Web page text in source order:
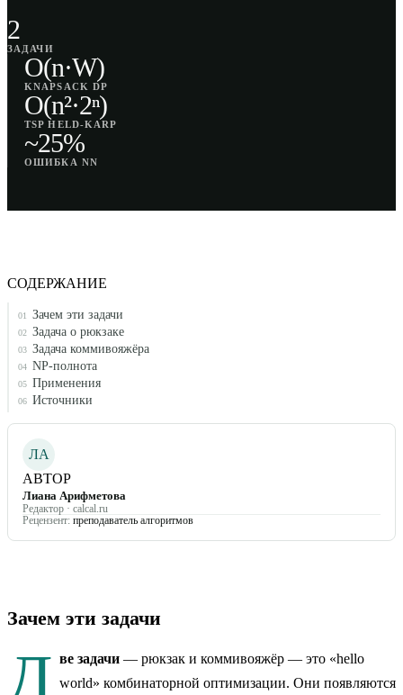
2
ЗАДАЧИ
O(n·W)
KNAPSACK DP
O(n²·2ⁿ)
TSP HELD-KARP
~25%
ОШИБКА NN
СОДЕРЖАНИЕ
01 Зачем эти задачи
02 Задача о рюкзаке
03 Задача коммивояжёра
04 NP-полнота
05 Применения
06 Источники
ЛА
АВТОР
Лиана Арифметова
Редактор · calcal.ru
Рецензент: преподаватель алгоритмов
Зачем эти задачи
Д ве задачи — рюкзак и коммивояжёр — это «hello
world» комбинаторной оптимизации. Они появляются